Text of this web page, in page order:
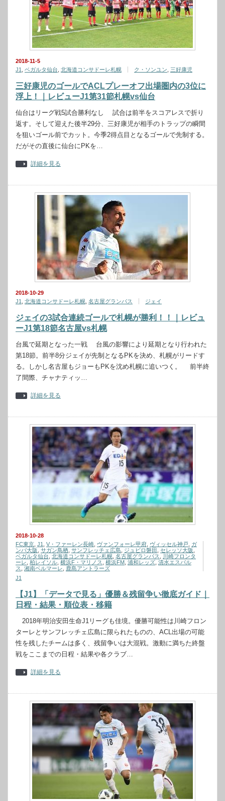
2018-11-5
J1
ベガルタ仙台 北海道コンサドーレ札幌 ク・ソンユン 三好康児
三好康児のゴールでACLプレーオフ出場圏内の3位に
浮上！｜レビューJ1第31節札幌vs仙台
仙台はリーグ戦5試合勝利なし 試合は前半をスコアレスで折り
返す。そして迎えた後半29分、三好康児が相手のトラップの瞬間
を狙いゴール前でカット。今季2得点目となるゴールで先制する。
だがその直後に仙台にPKを…
詳細を見る
2018-10-29
J1
北海道コンサドーレ札幌 名古屋グランパス ジェイ
ジェイの3試合連続ゴールで札幌が勝利！！｜レビュ
ーJ1第18節名古屋vs札幌
台風で延期となった一戦 台風の影響により延期となり行われた
第18節。前半8分ジェイが先制となるPKを決め、札幌がリードす
る。しかし名古屋もジョーもPKを沈め札幌に追いつく。 前半終
了間際、チャナティッ…
詳細を見る
2018-10-28
FC東京 J1 V・ファーレン長崎 ヴァンフォーレ甲府 ヴィッセル神戸 ガ
ンバ大阪 サガン鳥栖 サンフレッチェ広島 ジュビロ磐田 セレッソ大阪
ベガルタ仙台 北海道コンサドーレ札幌 名古屋グランパス
川崎フロンタ
ーレ 柏レイソル 横浜F・マリノス 横浜FM 浦和レッズ 清水エスパル
ス
湘南ベルマーレ
鹿島アントラーズ
J1
【J1】「データで見る」優勝＆残留争い徹底ガイド｜
日程・結果・順位表・移籍
2018年明治安田生命J1リーグも佳境。優勝可能性は川崎フロン
ターレとサンフレッチェ広島に限られたものの、ACL出場の可能
性を残したチームは多く、残留争いは大混戦。激動に満ちた終盤
戦をここまでの日程・結果や各クラブ…
詳細を見る